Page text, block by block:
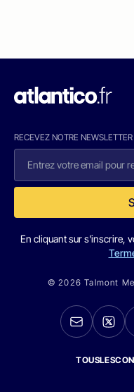
RECEVEZ NOTRE NEWSLETTER
En cliquant sur s'inscrire,
© 2026 Talmont